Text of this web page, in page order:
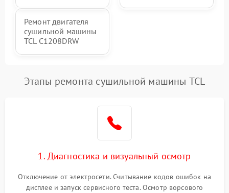
Ремонт двигателя
сушильной машины
TCL C1208DRW
Этапы ремонта сушильной машины TCL
1. Диагностика и визуальный осмотр
Отключение от электросети. Считывание кодов ошибок на
дисплее и запуск сервисного теста. Осмотр ворсового